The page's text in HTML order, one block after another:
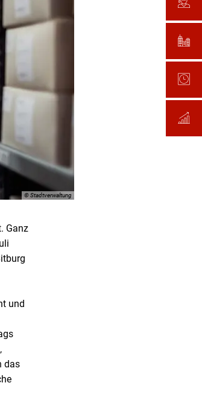
© Stadtverwaltung
Ganz
und
das